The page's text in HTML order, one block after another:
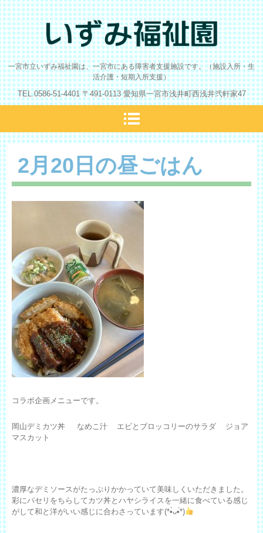
いずみ福祉園
一宮市立いずみ福祉園は、一宮市にある障害者支援施設です。（施設入所・生
活介護・短期入所支援）
TEL.0586-51-4401 〒491-0113 愛知県一宮市浅井町西浅井弐軒家47
2月20日の昼ごはん
コラボ企画メニューです。
岡山デミカツ丼 なめこ汁 エビとブロッコリーのサラダ ジョア
マスカット
濃厚なデミソースがたっぷりかかっていて美味しくいただきました。
彩にパセリをちらしてカツ丼とハヤシライスを一緒に食べている感じ
がして和と洋がいい感じに合わさっています(*•̀ᴗ•́*)